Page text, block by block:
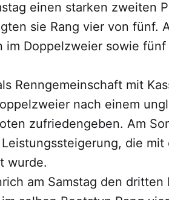
einen starken zweiten
sie Rang vier von fünf.
im Doppelzweier sowie fünf
Renngemeinschaft mit
nach einem
zufriedengeben. Am
die
wurde.
am Samstag den dritten